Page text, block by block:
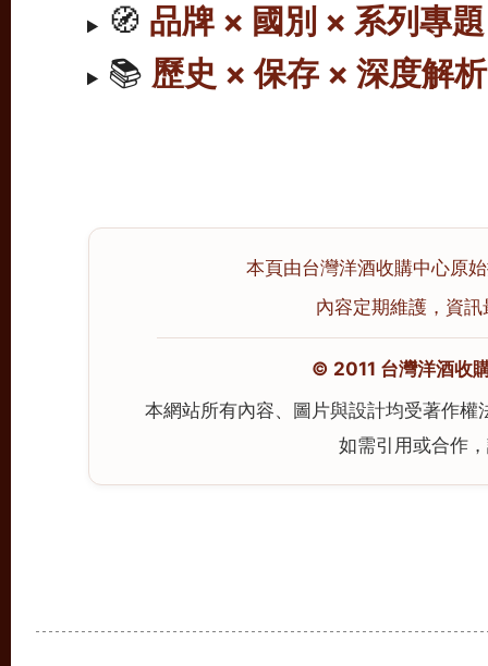
🧭 品牌 × 國別 × 系列專題
📚 歷史 × 保存 × 深度解析
本頁由台灣洋酒收購中心原
內容定期維護，資
© 2011 台灣洋酒收
本網站所有內容、圖片與設計均受著作
如需引用或合作